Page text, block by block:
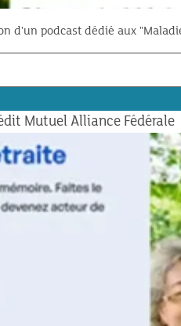
d'un podcast dédié aux
Mutuel Alliance Fédérale